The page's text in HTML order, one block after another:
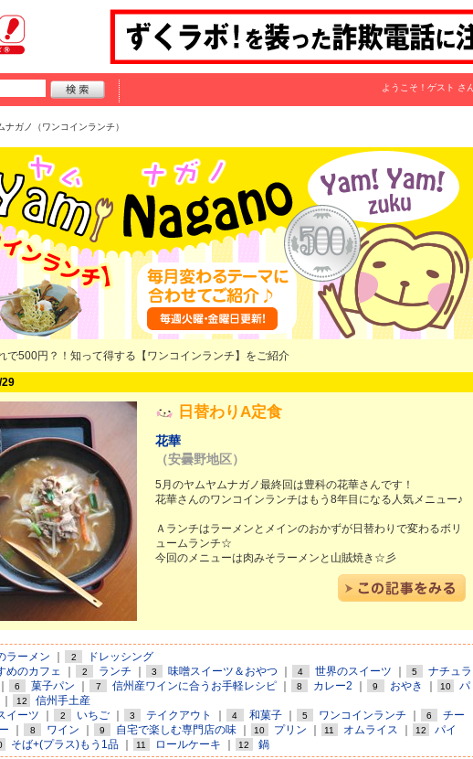
ようこそ！ ゲスト さん
ナガノ（ワンコインランチ）
で500円？！知って得する【ワンコインランチ】をご紹介
日替わりA定食
花華
（安曇野地区）
5月のヤムヤムナガノ最終回は豊科の花華さんです！
花華さんのワンコインランチはもう8年目になる人気メニュー♪
Ａランチはラーメンとメインのおかずが日替わりで変わるボリ
ュームランチ☆
今回のメニューは肉みそラーメンと山賊焼き☆彡
ラーメン 2
ドレッシング
めのカフェ 2 ランチ 3 味噌スイーツ＆おやつ 4 世界のスイーツ 5
ナチュラ
6 菓子パン 7 信州産ワインに合うお手軽レシピ｜ 8 カレー2 9 おやき 10
パ
12
信州手土産
イーツ 2 いちご｜ 3 テイクアウト 4 和菓子｜ 5 ワンコインランチ 6
チー
8 ワイン 9 自宅で楽しむ専門店の味 10 プリン 11 オムライス 12
パイ
そば+(プラス)もう1品｜ 11 ロールケーキ 12 鍋